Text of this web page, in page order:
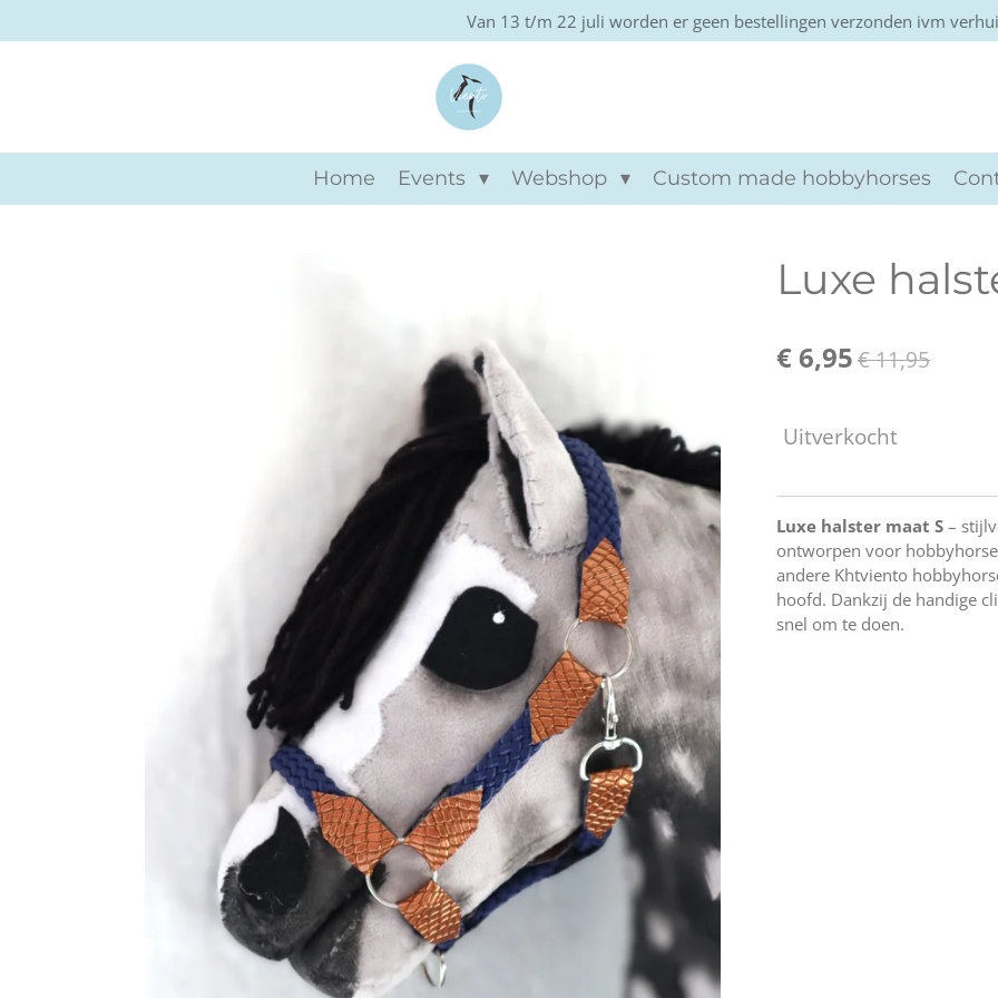
direct
Van 13 t/m 22 juli worden er geen bestellingen verzonden ivm
Home Events Webshop Custom made hobbyhorses
Luxe
€ 6,95€ 11,95
Uitverkocht
Luxe halster maat S –
ontworpen voor
andere Khtviento
hoofd. Dankzij de handige
snel om te doen.